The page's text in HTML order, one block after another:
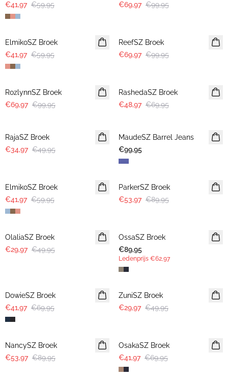
€41,97 €59,95
€69,97 €99,95
30%
ElmikoSZ Broek
€41,97 €59,95
ReefSZ Broek
€69,97 €99,95
30%
RozlynnSZ Broek
€69,97 €99,95
RashedaSZ Broek
€48,97 €69,95
RajaSZ Broek
€34,97 €49,95
NIEUWE
MaudeSZ Barrel Jeans
€99,95
ElmikoSZ Broek
€41,97 €59,95
-40%
ParkerSZ Broek
€53,97 €89,95
-40%
OlaliaSZ Broek
€29,97 €49,95
NIEUWE
LEDENAANBIEDING
OssaSZ Broek
€89,95
Ledenprijs €62,97
DowieSZ Broek
€41,97 €69,95
-40%
ZuniSZ Broek
€29,97 €49,95
-40%
NancySZ Broek
€53,97 €89,95
OsakaSZ Broek
€41,97 €69,95
-40%